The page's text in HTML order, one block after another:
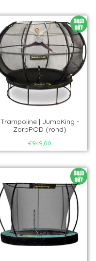
Trampoline | JumpKing -
ZorbPOD (rond)
€949,00